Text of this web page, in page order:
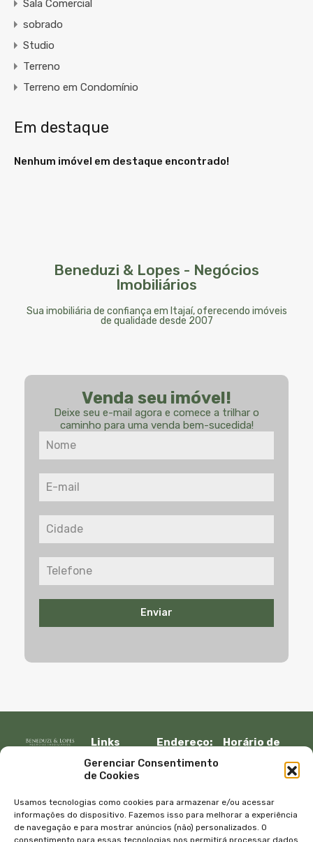
Gerenciar Consentimento
de Cookies
Usamos tecnologias como cookies para armazenar e/ou acessar
informações do dispositivo. Fazemos isso para melhorar a experiência
de navegação e para mostrar anúncios (não) personalizados. O
consentimento para essas tecnologias nos permitirá processar dados
Sala Comercial
sobrado
Studio
Terreno
Terreno em Condomínio
Em destaque
Nenhum imóvel em destaque encontrado!
Beneduzi & Lopes - Negócios
Imobiliários
Sua imobiliária de confiança em Itajaí, oferecendo imóveis
de qualidade desde 2007
Venda seu imóvel!
Deixe seu e-mail agora e comece a trilhar o
caminho para uma venda bem-sucedida!
Enviar
Links
Início
Imóveis
Empresa
Equipe
Blog
Endereço:
Muller, 917 –
CEP 88301-
401
Horário de
13:30 – 18:00
Sábado e